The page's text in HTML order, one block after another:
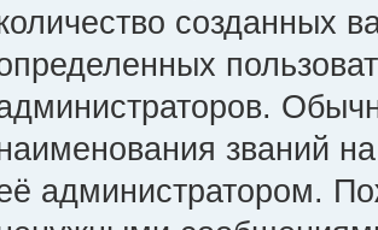
созданных
званий
администратором.